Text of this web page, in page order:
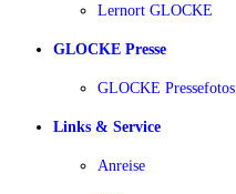
Lernort GLOCKE
GLOCKE Presse
GLOCKE Pressefotos
Links & Service
Anreise